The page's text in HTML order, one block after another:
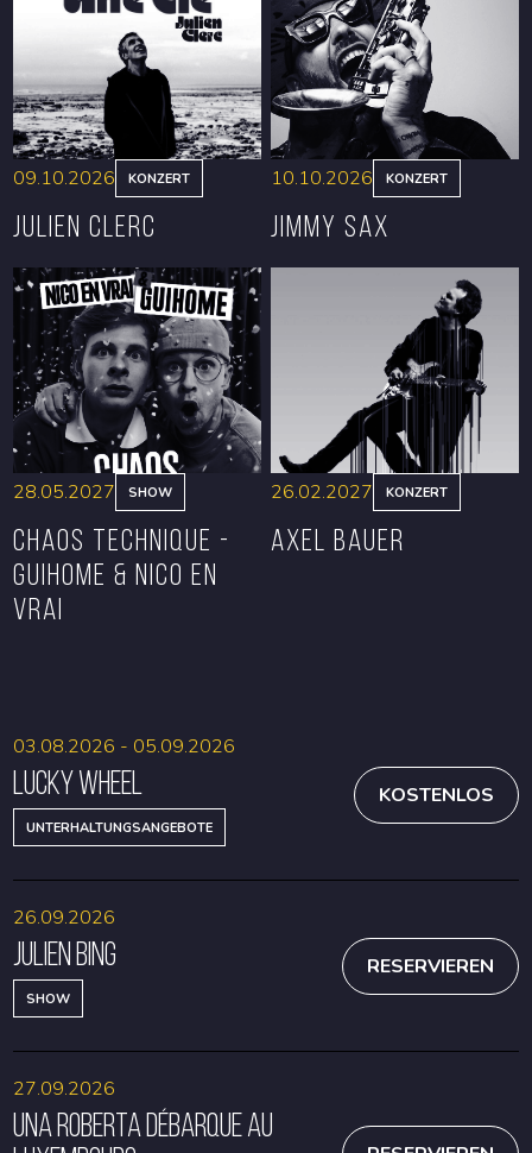
RESERVIEREN
09.10.2026 KONZERT
Julien Clerc
RESERVIEREN
10.10.2026 KONZERT
Jimmy Sax
28.05.2027 SHOW
CHAOS TECHNIQUE -
GUIHOME & NICO EN
VRAI
26.02.2027 KONZERT
Axel Bauer
Lucky Wheel
UNTERHALTUNGSANGEBOTE
03.08.2026 - 05.09.2026
KOSTENLOS
Julien Bing
SHOW
26.09.2026
RESERVIEREN
Una Roberta débarque au
27.09.2026